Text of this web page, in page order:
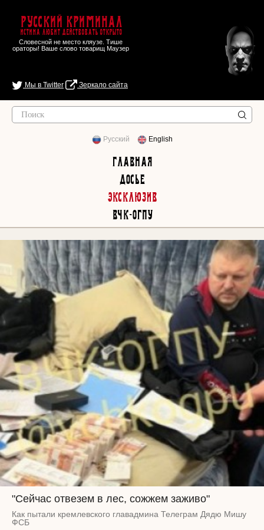
Русский Криминал
Истина любит действовать открыто
Словесной не место кляузе. Тише
ораторы! Ваше слово товарищ Маузер
Мы в Twitter Зеркало сайта
Русский English
Главная
Досье
Эксклюзив
ВЧК-ОГПУ
"Сейчас отвезем в лес, сожжем заживо"
Как пытали кремлевского главадмина Телеграм Дядю Мишу
ФСБ